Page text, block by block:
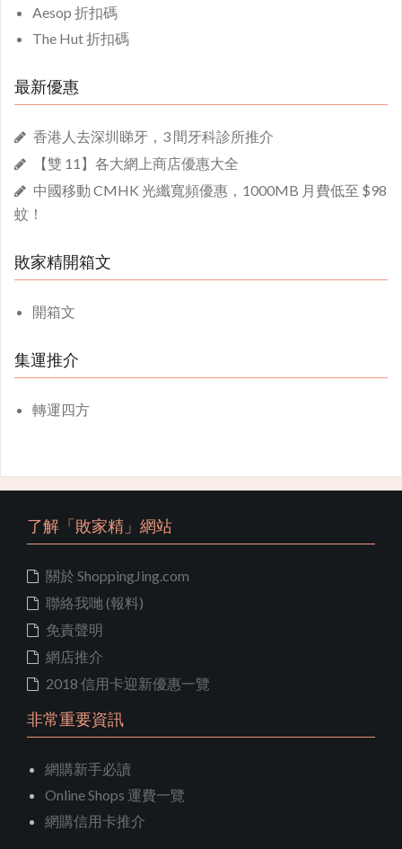
Aesop 折扣碼
The Hut 折扣碼
最新優惠
香港人去深圳睇牙，3 間牙科診所推介
【雙 11】各大網上商店優惠大全
中國移動 CMHK 光纖寬頻優惠，1000MB 月費低至 $98
蚊！
敗家精開箱文
開箱文
集運推介
轉運四方
了解「敗家精」網站
關於 ShoppingJing.com
聯絡我哋 (報料)
免責聲明
網店推介
2018 信用卡迎新優惠一覽
非常重要資訊
網購新手必讀
Online Shops 運費一覽
網購信用卡推介